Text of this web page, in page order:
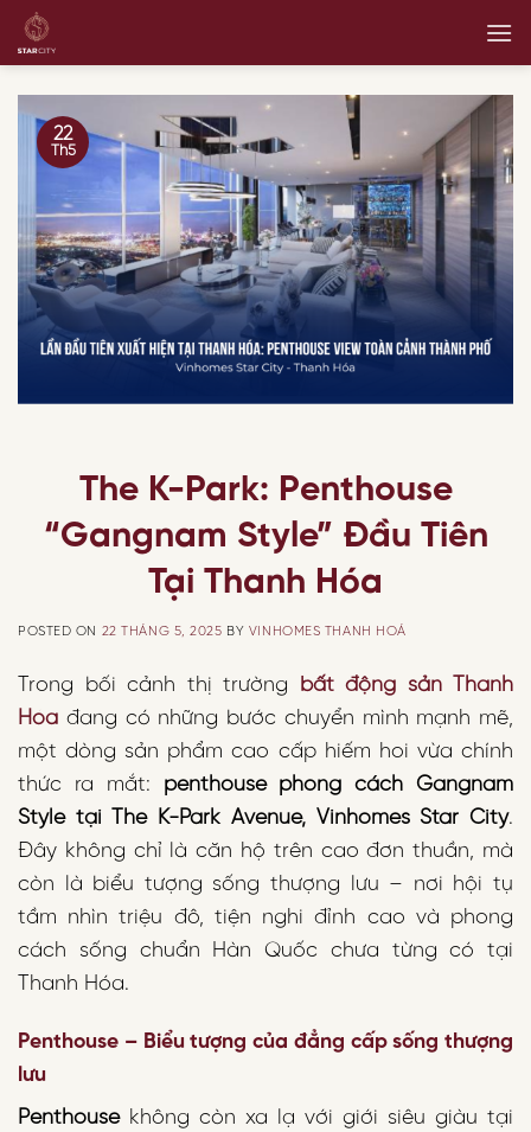
Skip
22
Th5
The K-Park: Penthouse
“Gangnam Style” Đầu Tiên
Tại Thanh Hóa
POSTED ON 22 THÁNG 5, 2025 BY VINHOMES THANH HOÁ
Trong bối cảnh thị trường bất động sản Thanh
Hóa đang có những bước chuyển mình mạnh mẽ,
một dòng sản phẩm cao cấp hiếm hoi vừa chính
thức ra mắt: penthouse phong cách Gangnam
Style tại The K-Park Avenue, Vinhomes Star City.
Đây không chỉ là căn hộ trên cao đơn thuần, mà
còn là biểu tượng sống thượng lưu – nơi hội tụ
tầm nhìn triệu đô, tiện nghi đỉnh cao và phong
cách sống chuẩn Hàn Quốc chưa từng có tại
Thanh Hóa.
Penthouse – Biểu tượng của đẳng cấp sống thượng
lưu
Penthousekhông còn xa lạ với giới siêu giàu tại